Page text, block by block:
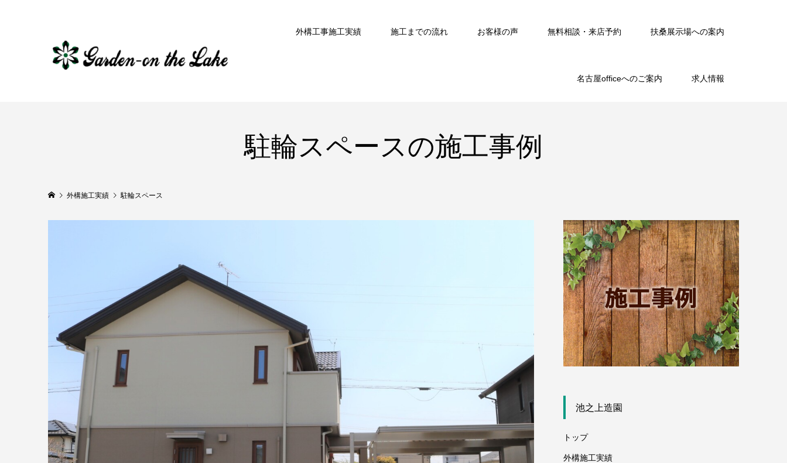
外構工事施工実績 施工までの流れ お客様の声 無料相談・来店予約 扶桑展示場への案内
名古屋officeへのご案内 求人情報
駐輪スペースの施工事例
外構施工実績 駐輪スペース
池之上造園
トップ
外構施工実績